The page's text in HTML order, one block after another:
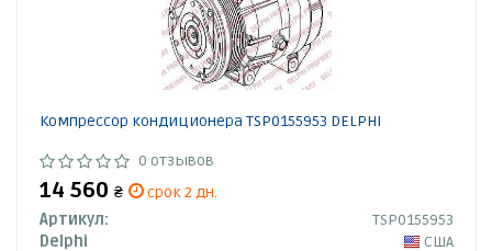
Компрессор кондиционера TSP0155953 DELPHI
0 отзывов
14 560 ₴
срок 2 дн.
Артикул:
TSP0155953
Delphi
США